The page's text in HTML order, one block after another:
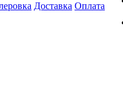
Доставка Оплата